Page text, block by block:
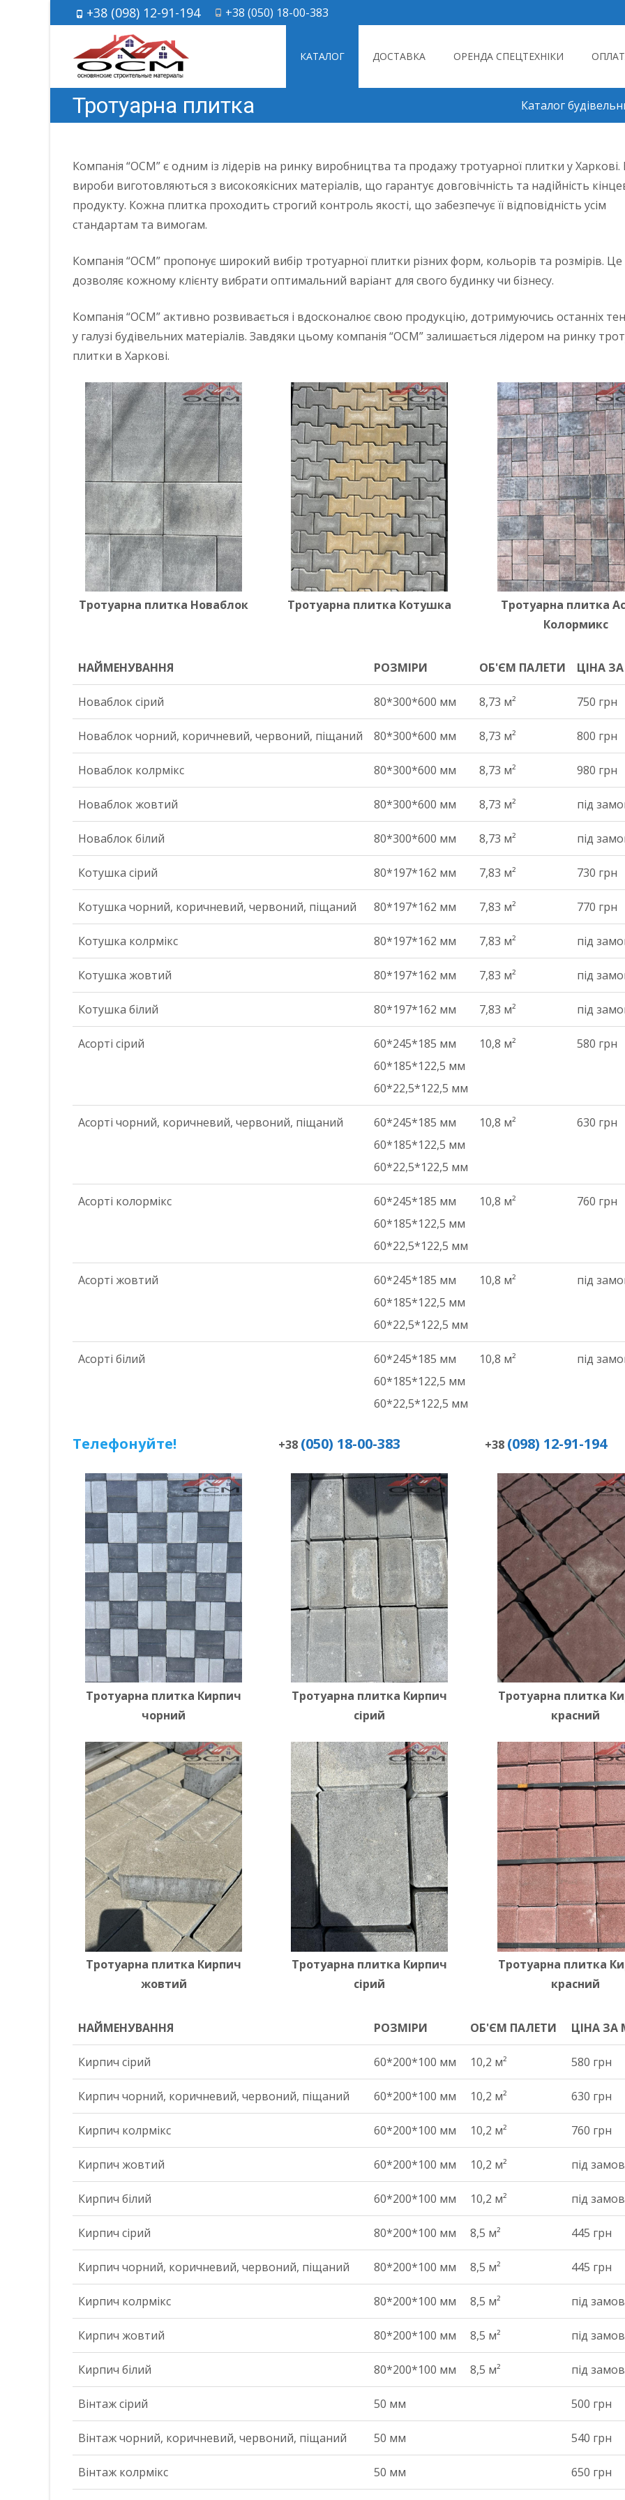
+38 (050) 18-00-383
+38 (098) 12-91-194
КАТАЛОГ ДОСТАВКА ОРЕНДА СПЕЦТЕХНІКИ
Тротуарна плитка Каталог
Компанія “ОСМ” є одним із лідерів на ринку виробництва та продажу тротуарної плитки у Харкові.
вироби виготовляються з високоякісних матеріалів, що гарантує довговічність та надійність
продукту. Кожна плитка проходить строгий контроль якості, що забезпечує її відповідність усім
стандартам та вимогам.
Компанія “ОСМ” пропонує широкий вибір тротуарної плитки різних форм, кольорів та розмірів. Це
дозволяє кожному клієнту вибрати оптимальний варіант для свого будинку чи бізнесу.
Компанія “ОСМ” активно розвивається і вдосконалює свою продукцію, дотримуючись останніх
у галузі будівельних матеріалів. Завдяки цьому компанія “ОСМ” залишається лідером на ринку
плитки в Харкові.
Тротуарна плитка Новаблок Тротуарна плитка Котушка
Тротуарна плитка
Колормикс
НАЙМЕНУВАННЯ РОЗМІРИ ОБ'ЄМ ПАЛЕТИ
ЦІНА
НАЙМЕНУВАННЯ
РОЗМІРИ ОБ'ЄМ ПАЛЕТИ ЦІНА ЗА
Новаблок сірий 80*300*600 мм 8,73 м² 750 грн
Новаблок чорний, коричневий, червоний, піщаний 80*300*600 мм 8,73 м² 800 грн
Новаблок колрмікс 80*300*600 мм 8,73 м² 980 грн
Новаблок жовтий 80*300*600 мм 8,73 м² під
Новаблок білий 80*300*600 мм 8,73 м² під
Котушка сірий 80*197*162 мм 7,83 м² 730 грн
Котушка чорний, коричневий, червоний, піщаний 80*197*162 мм 7,83 м² 770 грн
Котушка колрмікс 80*197*162 мм 7,83 м² під
Котушка жовтий 80*197*162 мм 7,83 м² під
Котушка білий 80*197*162 мм 7,83 м² під
Асорті сірий
60*245*185 мм
60*185*122,5 мм
60*22,5*122,5 мм
10,8 м² 580 грн
Асорті чорний, коричневий, червоний, піщаний
60*245*185 мм
60*185*122,5 мм
60*22,5*122,5 мм
10,8 м² 630 грн
Асорті колормікс
60*245*185 мм
60*185*122,5 мм
60*22,5*122,5 мм
10,8 м² 760 грн
Асорті жовтий
60*245*185 мм
60*185*122,5 мм
60*22,5*122,5 мм
10,8 м² під
Асорті білий
60*245*185 мм
60*185*122,5 мм
60*22,5*122,5 мм
10,8 м² під
Телефонуйте! +38 (050) 18-00-383 +38 (098) 12-91-194
Тротуарна плитка Кирпич
чорний
Тротуарна плитка Кирпич
сірий
Тротуарна плитка
красний
Тротуарна плитка Кирпич
жовтий
Тротуарна плитка Кирпич
сірий
Тротуарна плитка
красний
НАЙМЕНУВАННЯ РОЗМІРИ ОБ'ЄМ ПАЛЕТИ
ЦІНА ЗА
НАЙМЕНУВАННЯ
РОЗМІРИ ОБ'ЄМ ПАЛЕТИ ЦІНА ЗА
Кирпич сірий 60*200*100 мм 10,2 м² 580 грн
Кирпич чорний, коричневий, червоний, піщаний 60*200*100 мм 10,2 м² 630 грн
Кирпич колрмікс 60*200*100 мм 10,2 м² 760 грн
Кирпич жовтий 60*200*100 мм 10,2 м² під
Кирпич білий 60*200*100 мм 10,2 м² під
Кирпич сірий 80*200*100 мм 8,5 м² 445 грн
Кирпич чорний, коричневий, червоний, піщаний 80*200*100 мм 8,5 м² 445 грн
Кирпич колрмікс 80*200*100 мм 8,5 м² під
Кирпич жовтий 80*200*100 мм 8,5 м² під
Кирпич білий 80*200*100 мм 8,5 м² під
Вінтаж сірий 50 мм 500 грн
Вінтаж чорний, коричневий, червоний, піщаний 50 мм 540 грн
Вінтаж колрмікс 50 мм 650 грн